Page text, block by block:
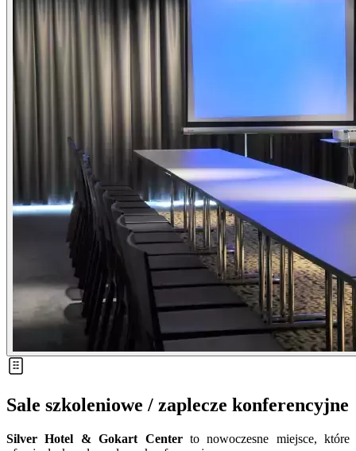
Sale szkoleniowe / zaplecze konferencyjne
Silver Hotel & Gokart Centerto nowoczesne miejsce, które